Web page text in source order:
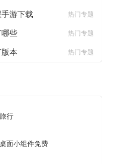
游下载 热门专题
些 热门专题
本 热门专题
行
面小组件免费